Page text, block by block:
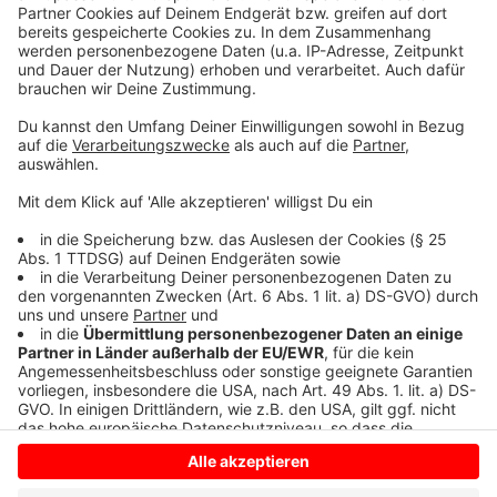
sammeln. Bitte lesen Sie die
Details durch und stimmen Sie der
Nutzung des Service zu, um dieses
Mehr Informationen
Akzeptieren
powered byUsercentrics Consent
Management Platform
Moss Kena - California Lover (Official Video)
Anzeige